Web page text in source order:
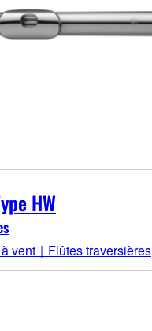
HW
vent｜Flûtes traversières